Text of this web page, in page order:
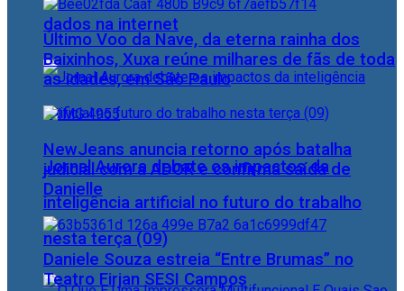
dados na internet
Jornal Aurora debate os impactos da
inteligência artificial no futuro do trabalho
nesta terça (09)
Último Voo da Nave, da eterna rainha dos
Baixinhos, Xuxa reúne milhares de fãs de toda
as idades, em São Paulo
NewJeans anuncia retorno após batalha
judicial com a ADOR e confirma saída de
Danielle
Daniele Souza estreia “Entre Brumas” no
Teatro Firjan SESI Campos